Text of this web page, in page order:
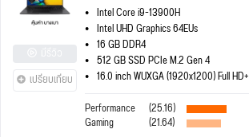
เปรียบเทียบ
Intel Core i9-13900H
Intel UHD Graphics 64EUs
16 GB DDR4
512 GB SSD PCIe M.2 Gen 4
16.0 inch WUXGA (1920x1200) Full HD+
Performance
(25.16)
Gaming (21.64)